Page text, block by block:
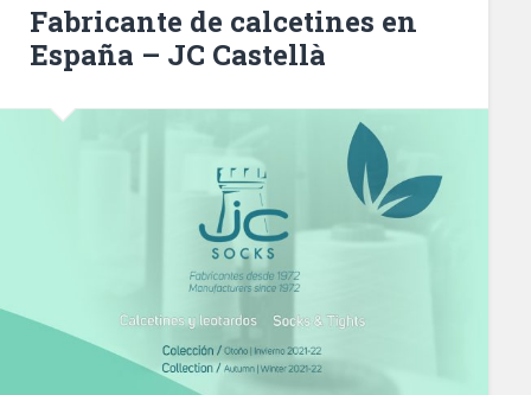
Fabricante de calcetines en
España – JC Castellà